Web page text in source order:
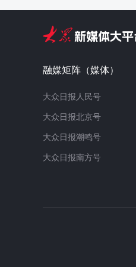
融媒矩阵（媒体）
大众日报人民号
大众日报北京号
大众日报潮鸣号
大众日报南方号